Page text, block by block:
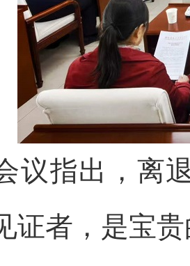
议指出，离
证者，是宝